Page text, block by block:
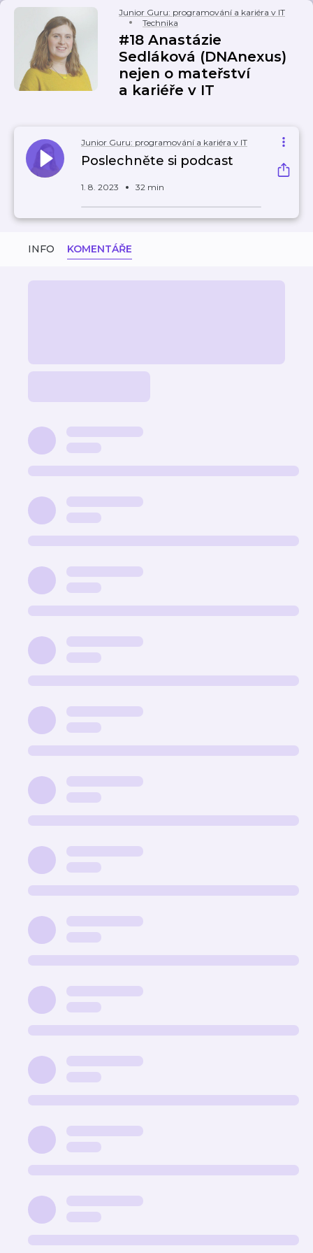
Junior Guru: programování a kariéra v IT
Technika
#18 Anastázie
Sedláková (DNAnexus)
nejen o mateřství
a kariéře v IT
Junior Guru: programování a kariéra v IT
Poslechněte si podcast
1. 8. 2023 32 min
INFO KOMENTÁŘE